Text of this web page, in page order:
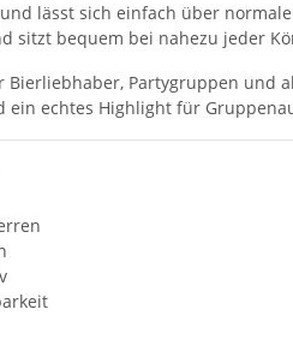
lässt sich einfach über
sitzt bequem bei nahezu jeder
Bierliebhaber, Partygruppen
ein echtes Highlight für
5010